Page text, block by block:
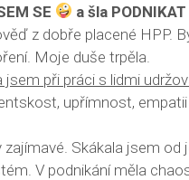
SE
a šla PODNIKAT
z dobře placené HPP.
Moje duše trpěla.
jsem při práci s lidmi
upřímnost,
Skákala jsem od
V podnikání měla